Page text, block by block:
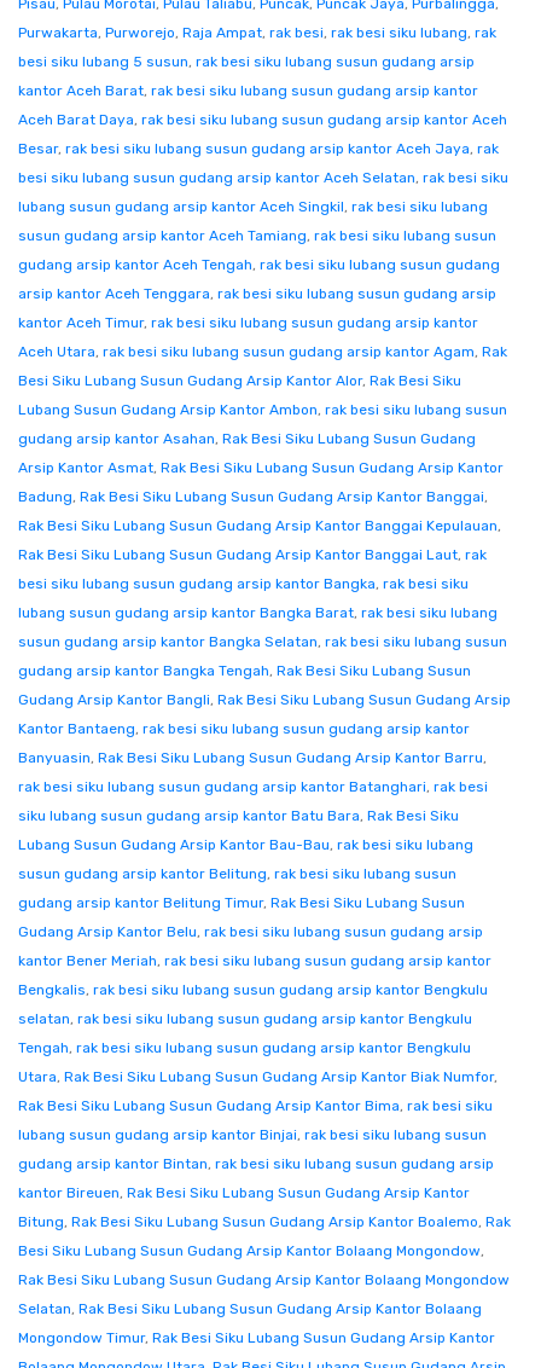
Pisau, Pulau Morotai, Pulau Taliabu, Puncak, Puncak Jaya, Purbalingga,
Purwakarta, Purworejo, Raja Ampat, rak besi, rak besi siku lubang, rak
besi siku lubang 5 susun, rak besi siku lubang susun gudang arsip
kantor Aceh Barat, rak besi siku lubang susun gudang arsip kantor
Aceh Barat Daya, rak besi siku lubang susun gudang arsip kantor Aceh
Besar, rak besi siku lubang susun gudang arsip kantor Aceh Jaya, rak
besi siku lubang susun gudang arsip kantor Aceh Selatan, rak besi siku
lubang susun gudang arsip kantor Aceh Singkil, rak besi siku lubang
susun gudang arsip kantor Aceh Tamiang, rak besi siku lubang susun
gudang arsip kantor Aceh Tengah, rak besi siku lubang susun gudang
arsip kantor Aceh Tenggara, rak besi siku lubang susun gudang arsip
kantor Aceh Timur, rak besi siku lubang susun gudang arsip kantor
Aceh Utara, rak besi siku lubang susun gudang arsip kantor Agam, Rak
Besi Siku Lubang Susun Gudang Arsip Kantor Alor, Rak Besi Siku
Lubang Susun Gudang Arsip Kantor Ambon, rak besi siku lubang susun
gudang arsip kantor Asahan, Rak Besi Siku Lubang Susun Gudang
Arsip Kantor Asmat, Rak Besi Siku Lubang Susun Gudang Arsip Kantor
Badung, Rak Besi Siku Lubang Susun Gudang Arsip Kantor Banggai,
Rak Besi Siku Lubang Susun Gudang Arsip Kantor Banggai Kepulauan,
Rak Besi Siku Lubang Susun Gudang Arsip Kantor Banggai Laut, rak
besi siku lubang susun gudang arsip kantor Bangka, rak besi siku
lubang susun gudang arsip kantor Bangka Barat, rak besi siku lubang
susun gudang arsip kantor Bangka Selatan, rak besi siku lubang susun
gudang arsip kantor Bangka Tengah, Rak Besi Siku Lubang Susun
Gudang Arsip Kantor Bangli, Rak Besi Siku Lubang Susun Gudang Arsip
Kantor Bantaeng, rak besi siku lubang susun gudang arsip kantor
Banyuasin, Rak Besi Siku Lubang Susun Gudang Arsip Kantor Barru,
rak besi siku lubang susun gudang arsip kantor Batanghari, rak besi
siku lubang susun gudang arsip kantor Batu Bara, Rak Besi Siku
Lubang Susun Gudang Arsip Kantor Bau-Bau, rak besi siku lubang
susun gudang arsip kantor Belitung, rak besi siku lubang susun
gudang arsip kantor Belitung Timur, Rak Besi Siku Lubang Susun
Gudang Arsip Kantor Belu, rak besi siku lubang susun gudang arsip
kantor Bener Meriah, rak besi siku lubang susun gudang arsip kantor
Bengkalis, rak besi siku lubang susun gudang arsip kantor Bengkulu
selatan, rak besi siku lubang susun gudang arsip kantor Bengkulu
Tengah, rak besi siku lubang susun gudang arsip kantor Bengkulu
Utara, Rak Besi Siku Lubang Susun Gudang Arsip Kantor Biak Numfor,
Rak Besi Siku Lubang Susun Gudang Arsip Kantor Bima, rak besi siku
lubang susun gudang arsip kantor Binjai, rak besi siku lubang susun
gudang arsip kantor Bintan, rak besi siku lubang susun gudang arsip
kantor Bireuen, Rak Besi Siku Lubang Susun Gudang Arsip Kantor
Bitung, Rak Besi Siku Lubang Susun Gudang Arsip Kantor Boalemo, Rak
Besi Siku Lubang Susun Gudang Arsip Kantor Bolaang Mongondow,
Rak Besi Siku Lubang Susun Gudang Arsip Kantor Bolaang Mongondow
Selatan, Rak Besi Siku Lubang Susun Gudang Arsip Kantor Bolaang
Mongondow Timur, Rak Besi Siku Lubang Susun Gudang Arsip Kantor